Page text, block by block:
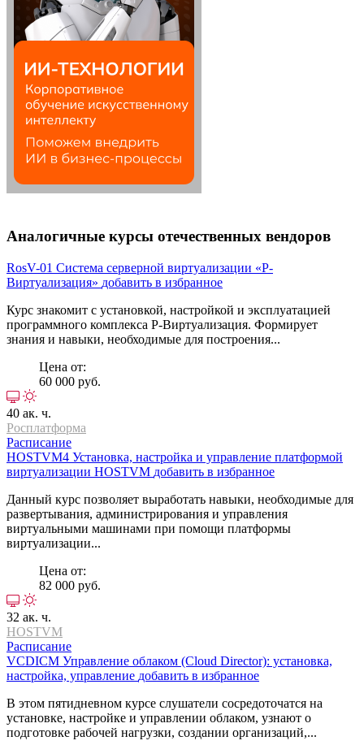
Аналогичные курсы отечественных вендоров
RosV-01 Система серверной виртуализации «Р-
Виртуализация» добавить в избранное
Курс знакомит с установкой, настройкой и эксплуатацией
программного комплекса Р-Виртуализация. Формирует
знания и навыки, необходимые для построения...
Цена от:
60 000 руб.
40 ак. ч.
Росплатформа
Расписание
HOSTVM4 Установка, настройка и управление платформой
виртуализации HOSTVM добавить в избранное
Данный курс позволяет выработать навыки, необходимые для
развертывания, администрирования и управления
виртуальными машинами при помощи платформы
виртуализации...
Цена от:
82 000 руб.
32 ак. ч.
HOSTVM
Расписание
VCDICM Управление облаком (Cloud Director): установка,
настройка, управление добавить в избранное
В этом пятидневном курсе слушатели сосредоточатся на
установке, настройке и управлении облаком, узнают о
подготовке рабочей нагрузки, создании организаций,...